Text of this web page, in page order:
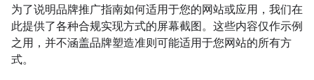
为了说明品牌推广指南如何适用于您的网站或应用，我们在
此提供了各种合规实现方式的屏幕截图。这些内容仅作示例
之用，并不涵盖品牌塑造准则可能适用于您网站的所有方
式。